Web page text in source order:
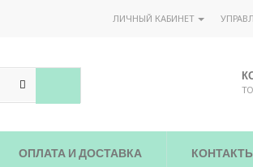
ЛИЧНЫЙ КАБИНЕТ
ОПЛАТА И ДОСТАВКА